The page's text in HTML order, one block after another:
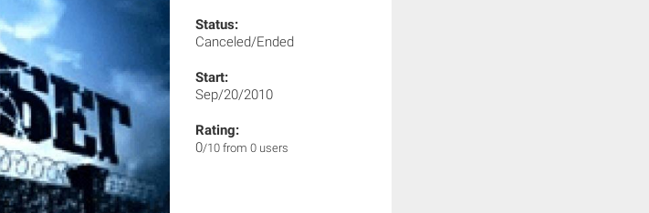
Status:
Canceled/Ended
Start:
Sep/20/2010
Rating:
0/10 from 0 users